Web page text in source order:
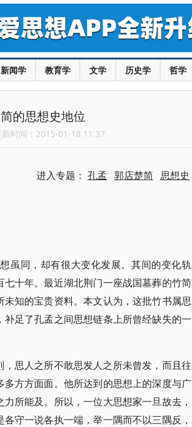
新闻学 教育学 文学 历史学 哲学
的思想史地位
时间：2015-01-18 11:37
进入专题： 孔孟 郭店楚简 思想史
虽同，却有很大变化发展。其间的变化轨
十年。最近湖北荆门一座战国墓葬的竹简
知的宝贵资料。本文认为，这批竹书属思
足了孔孟之间思想链条上所曾经缺失的一
思人之所不敢思发人之所未曾发，而且往
方方面面。他所达到的思想上的深度与广
所能及。所以，一位大思想家一旦故去，
守一说各执一端，举一隅而不以三隅反，